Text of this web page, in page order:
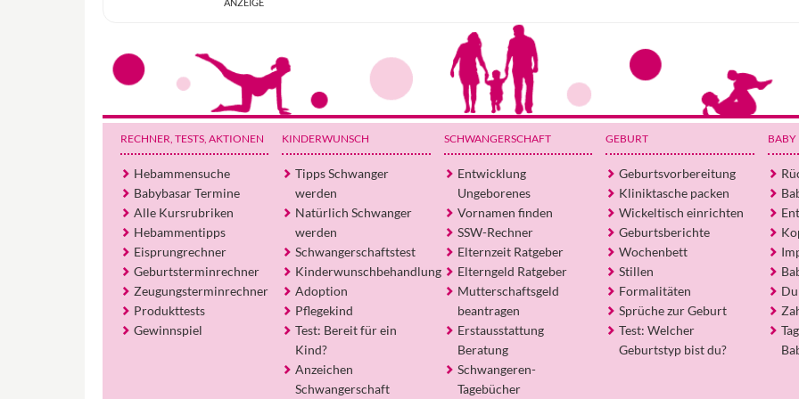
RECHNER, TESTS, AKTIONEN
Hebammensuche
Babybasar Termine
Alle Kursrubriken
Hebammentipps
Eisprungrechner
Geburtsterminrechner
Zeugungsterminrechner
Produkttests
Gewinnspiel
KINDERWUNSCH
Tipps Schwanger
werden
Natürlich Schwanger
werden
Schwangerschaftstest
Kinderwunschbehandlung
Adoption
Pflegekind
Test: Bereit für ein
Kind?
Anzeichen
Schwangerschaft
SCHWANGERSCHAFT
Entwicklung
Ungeborenes
Vornamen finden
SSW-Rechner
Elternzeit Ratgeber
Elterngeld Ratgeber
Mutterschaftsgeld
beantragen
Erstausstattung
Beratung
Schwangeren-
Tagebücher
GEBURT
Geburtsvorbereitung
Kliniktasche packen
Wickeltisch einrichten
Geburtsberichte
Wochenbett
Stillen
Formalitäten
Sprüche zur Geburt
Test: Welcher
Geburtstyp bist du?
BABY